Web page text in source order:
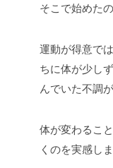
そこで始めた
運動が得意で
ちに体が少し
んでいた不調
体が変わるこ
くのを実感しま